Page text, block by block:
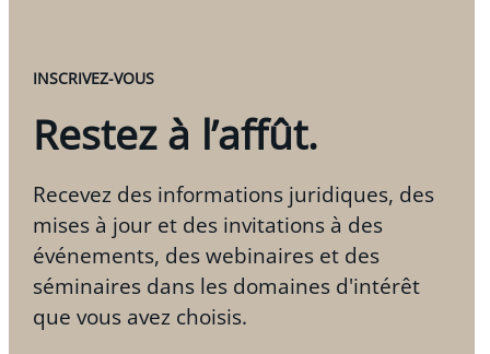
INSCRIVEZ-VOUS
Restez à l’affût.
Recevez des informations juridiques, des
mises à jour et des invitations à des
événements, des webinaires et des
séminaires dans les domaines d'intérêt
que vous avez choisis.